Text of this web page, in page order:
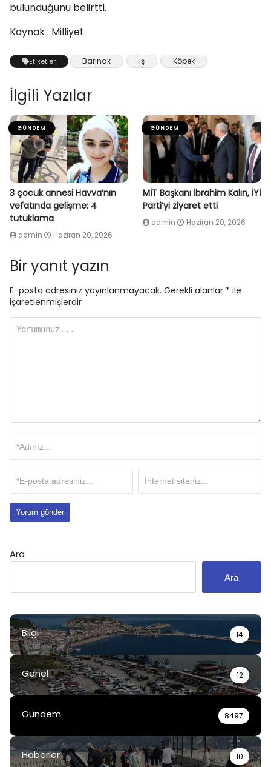
bulunduğunu belirtti.
Kaynak : Milliyet
Etiketler Barınak İş Köpek
İlgili Yazılar
GÜNDEM
3 çocuk annesi Havva’nın
vefatında gelişme: 4
tutuklama
admin Haziran 20, 2026
GÜNDEM
MİT Başkanı İbrahim Kalın, İYİ
Parti’yi ziyaret etti
admin Haziran 20, 2026
Bir yanıt yazın
E-posta adresiniz yayınlanmayacak. Gerekli alanlar * ile
işaretlenmişlerdir
Ara
Ara
Bilgi 14
Genel 12
Gündem 8497
Haberler 10